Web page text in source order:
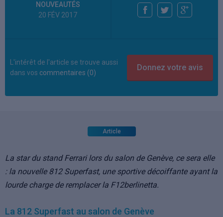
NOUVEAUTÉS
20 FÉV 2017
L'intérêt de l'article se trouve aussi
dans vos commentaires (0)
Article
La star du stand Ferrari lors du salon de Genève, ce sera elle
: la nouvelle 812 Superfast, une sportive décoiffante ayant la
lourde charge de remplacer la F12berlinetta.
La 812 Superfast au salon de Genève